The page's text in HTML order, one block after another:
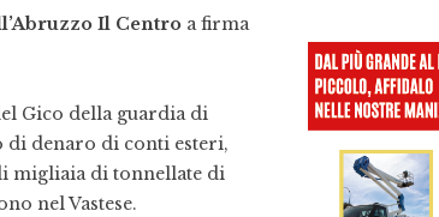
Il Centro a firma
Gico della guardia di
di denaro di conti esteri,
migliaia di tonnellate di
nel Vastese.